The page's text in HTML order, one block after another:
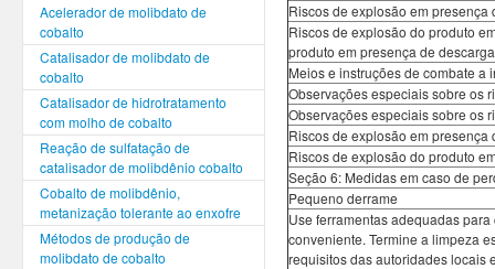
Acelerador de molibdato de
cobalto
Catalisador de molibdato de
cobalto
Catalisador de hidrotratamento
com molho de cobalto
Reação de sulfatação de
catalisador de molibdênio cobalto
Cobalto de molibdênio,
metanização tolerante ao enxofre
Métodos de produção de
molibdato de cobalto
Riscos de explosão em presença
Riscos de explosão do produto
produto em presença de
Meios e instruções de combate a
Observações especiais sobre os
Observações especiais sobre os
Riscos de explosão em presença
Riscos de explosão do produto
Seção 6: Medidas em caso de
Pequeno derrame
Use ferramentas adequadas
conveniente. Termine a limpeza
requisitos das autoridades locais